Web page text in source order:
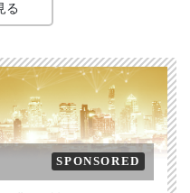
る
SPONSORED